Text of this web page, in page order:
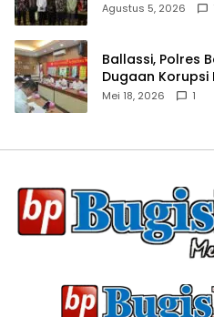
Agustus 5, 2026
Ballassi, Polres
Dugaan Korupsi
Mei 18, 2026 1